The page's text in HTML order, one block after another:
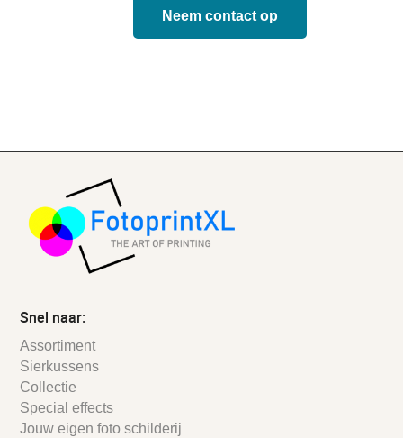
Neem contact op
Snel naar:
Assortiment
Sierkussens
Collectie
Special effects
Jouw eigen foto schilderij